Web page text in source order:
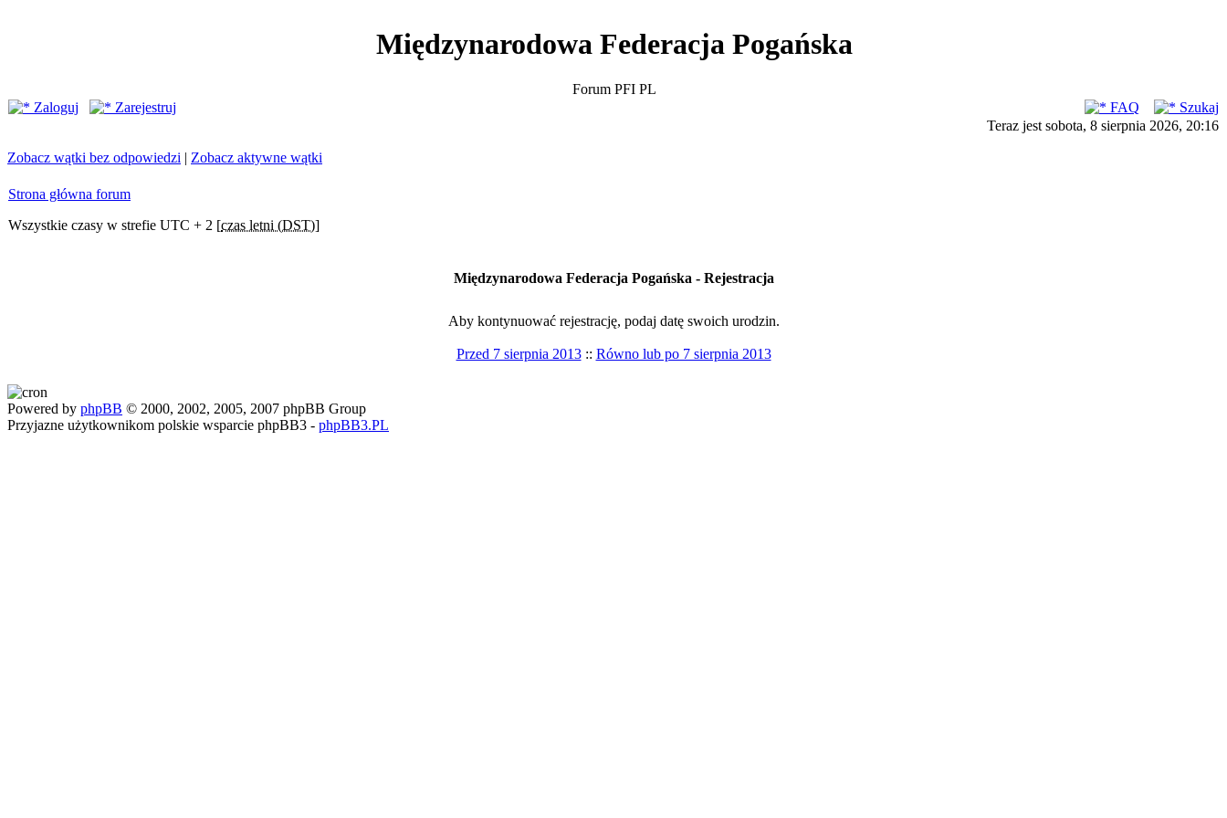
Międzynarodowa Federacja Pogańska
Forum PFI PL
Zaloguj
Zarejestruj FAQ
Szukaj
Teraz jest sobota, 8 sierpnia 2026, 20:16
Zobacz wątki bez odpowiedzi | Zobacz aktywne wątki
Strona główna forum
Wszystkie czasy w strefie UTC + 2 [czas letni (DST)]
Międzynarodowa Federacja Pogańska - Rejestracja
Aby kontynuować rejestrację, podaj datę swoich urodzin.
Przed 7 sierpnia 2013:: Równo lub po 7 sierpnia 2013
Powered by phpBB © 2000, 2002, 2005, 2007 phpBB Group
Przyjazne użytkownikom polskie wsparcie phpBB3 - phpBB3.PL